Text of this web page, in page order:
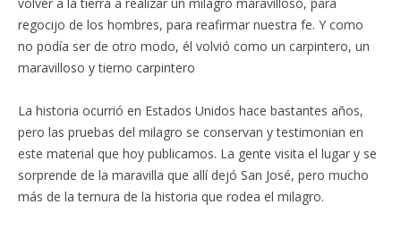
regocijo de los hombres, para reafirmar nuestra fe. Y como
no podía ser de otro modo, él volvió como un carpintero, un
maravilloso y tierno carpintero
La historia ocurrió en Estados Unidos hace bastantes años,
pero las pruebas del milagro se conservan y testimonian en
este material que hoy publicamos. La gente visita el lugar y se
sorprende de la maravilla que allí dejó San José, pero mucho
más de la ternura de la historia que rodea el milagro.